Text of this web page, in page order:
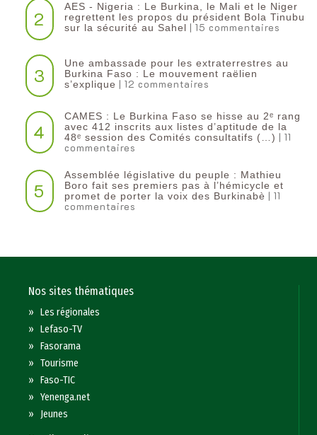
2
AES - Nigeria : Le Burkina, le Mali et le Niger
regrettent les propos du président Bola Tinubu
sur la sécurité au Sahel | 15 commentaires
3
Une ambassade pour les extraterrestres au
Burkina Faso : Le mouvement raëlien
s’explique | 12 commentaires
4
CAMES : Le Burkina Faso se hisse au 2ᵉ rang
avec 412 inscrits aux listes d’aptitude de la
48ᵉ session des Comités consultatifs (…) | 11
commentaires
5
Assemblée législative du peuple : Mathieu
Boro fait ses premiers pas à l’hémicycle et
promet de porter la voix des Burkinabè | 11
commentaires
Nos sites thématiques
»Les régionales
»Lefaso-TV
»Fasorama
»Tourisme
»Faso-TIC
»Yenenga.net
» Jeunes